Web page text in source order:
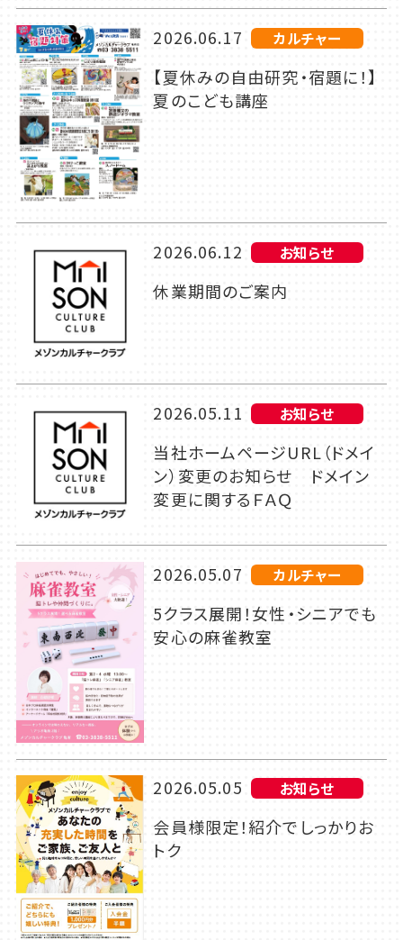
2026.06.17 カルチャー
【夏休みの自由研究・宿題に！】
夏のこども講座
2026.06.12 お知らせ
休業期間のご案内
2026.05.11 お知らせ
当社ホームページURL（ドメイ
ン）変更のお知らせ ドメイン
変更に関するＦＡＱ
2026.05.07 カルチャー
5クラス展開！女性・シニアでも
安心の麻雀教室
2026.05.05 お知らせ
会員様限定！紹介でしっかりお
トク